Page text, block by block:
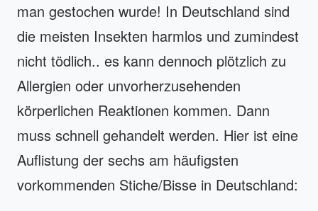
man gestochen wurde! In Deutschland sind
die meisten Insekten harmlos und zumindest
nicht tödlich.. es kann dennoch plötzlich zu
Allergien oder unvorherzusehenden
körperlichen Reaktionen kommen. Dann
muss schnell gehandelt werden. Hier ist eine
Auflistung der sechs am häufigsten
vorkommenden Stiche/Bisse in Deutschland: